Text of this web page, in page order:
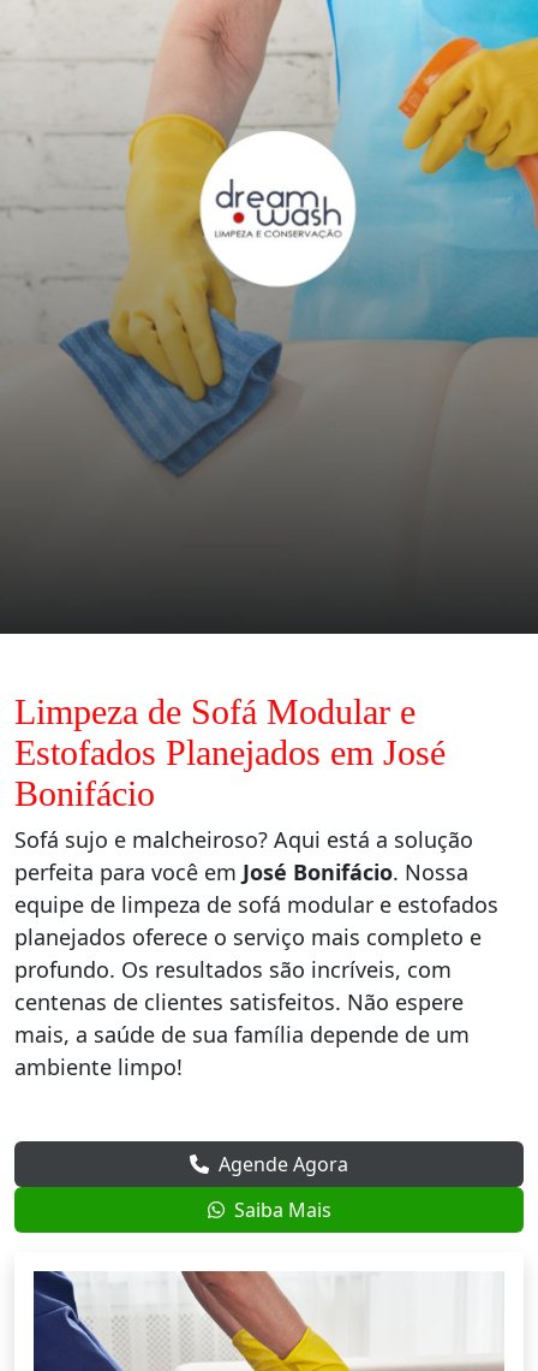
Limpeza de Sofá Modular e
Estofados Planejados em José
Bonifácio
Sofá sujo e malcheiroso? Aqui está a solução
perfeita para você em José Bonifácio. Nossa
equipe de limpeza de sofá modular e estofados
planejados oferece o serviço mais completo e
profundo. Os resultados são incríveis, com
centenas de clientes satisfeitos. Não espere
mais, a saúde de sua família depende de um
ambiente limpo!
Agende Agora
Saiba Mais